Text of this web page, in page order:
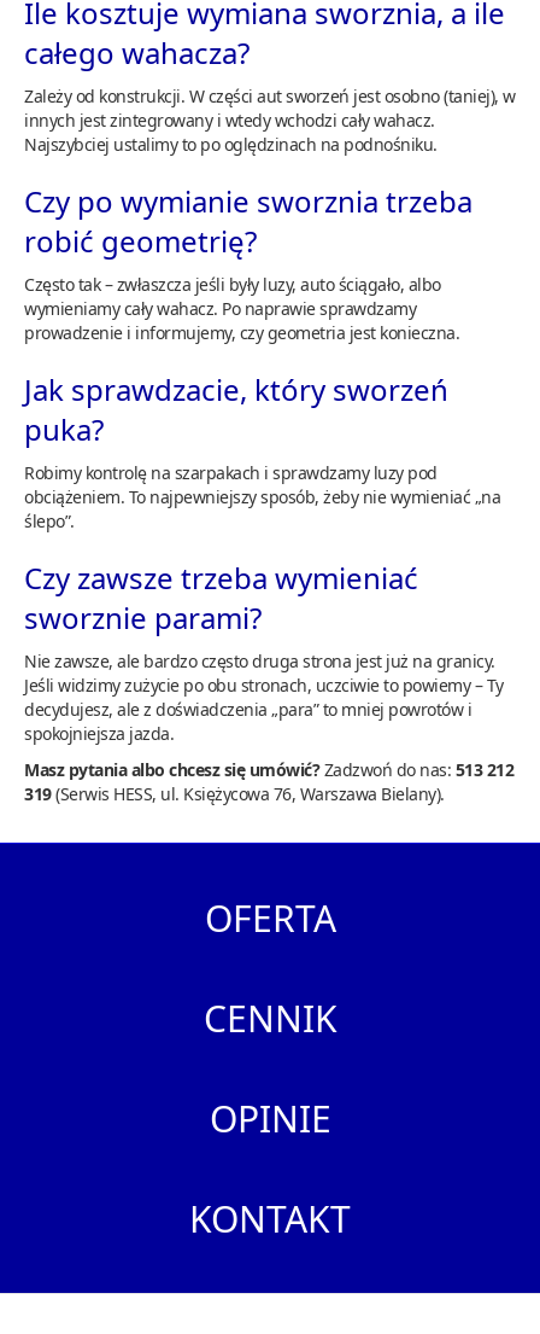
Ile kosztuje wymiana sworznia, a ile
całego wahacza?
Zależy od konstrukcji. W części aut sworzeń jest osobno (taniej), w
innych jest zintegrowany i wtedy wchodzi cały wahacz.
Najszybciej ustalimy to po oględzinach na podnośniku.
Czy po wymianie sworznia trzeba
robić geometrię?
Często tak – zwłaszcza jeśli były luzy, auto ściągało, albo
wymieniamy cały wahacz. Po naprawie sprawdzamy
prowadzenie i informujemy, czy geometria jest konieczna.
Jak sprawdzacie, który sworzeń
puka?
Robimy kontrolę na szarpakach i sprawdzamy luzy pod
obciążeniem. To najpewniejszy sposób, żeby nie wymieniać „na
ślepo”.
Czy zawsze trzeba wymieniać
sworznie parami?
Nie zawsze, ale bardzo często druga strona jest już na granicy.
Jeśli widzimy zużycie po obu stronach, uczciwie to powiemy – Ty
decydujesz, ale z doświadczenia „para” to mniej powrotów i
spokojniejsza jazda.
Masz pytania albo chcesz się umówić?Zadzwoń do nas: 513 212
319(Serwis HESS, ul. Księżycowa 76, Warszawa Bielany).
OFERTA
CENNIK
OPINIE
KONTAKT